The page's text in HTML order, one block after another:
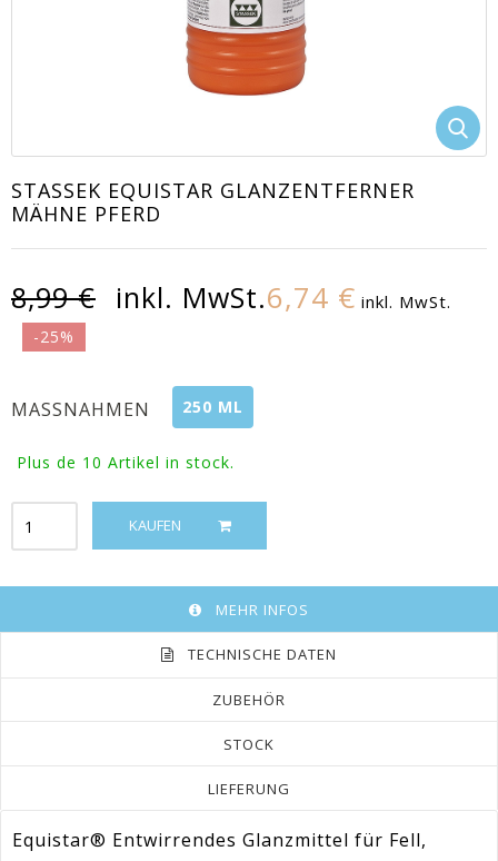
STASSEK EQUISTAR GLANZENTFERNER
MÄHNE PFERD
8,99 € inkl. MwSt.6,74 € inkl. MwSt.
-25%
MASSNAHMEN 250 ML
Plus de 10 Artikel in stock.
KAUFEN
MEHR INFOS
TECHNISCHE DATEN
ZUBEHÖR
STOCK
LIEFERUNG
Equistar® Entwirrendes Glanzmittel für Fell,